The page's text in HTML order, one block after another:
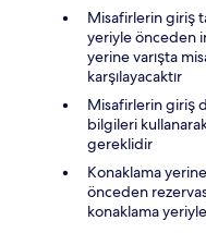
Misafirlerin giriş
yeriyle önceden
yerine varışta
karşılayacaktır
Misafirlerin giriş
bilgileri
gereklidir
Konaklama
önceden
konaklama